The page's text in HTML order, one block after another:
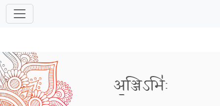
अ॒ञ्जिऽभिः॑